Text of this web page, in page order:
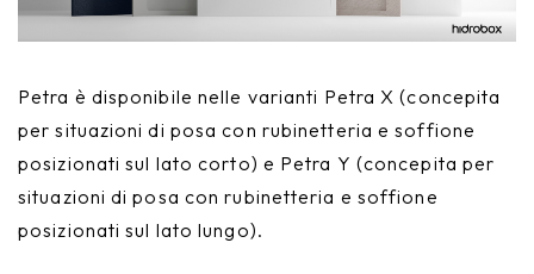
Petra è disponibile nelle varianti Petra X (concepita
per situazioni di posa con rubinetteria e soffione
posizionati sul lato corto) e Petra Y (concepita per
situazioni di posa con rubinetteria e soffione
posizionati sul lato lungo).